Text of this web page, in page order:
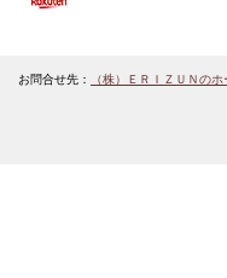
お問合せ先： （株）ＥＲＩＺＵＮの